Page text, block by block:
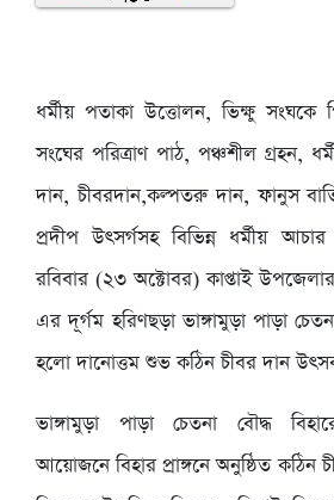
ধর্মীয় পতাকা উত্তোলন, ভিক্ষু সংঘকে
সংঘের পরিত্রাণ পাঠ, পঞ্চশীল গ্রহন,
দান, চীবরদান,কল্পতরু দান, ফানুস
প্রদীপ উৎসর্গসহ বিভিন্ন ধর্মীয়
রবিবার (২৩ অক্টোবর) কাপ্তাই
এর দূর্গম হরিণছড়া ভাঙ্গামুড়া পাড়া
হলো দানোত্তম শুভ কঠিন চীবর দান
ভাঙ্গামুড়া পাড়া চেতনা বৌদ্ধ
আয়োজনে বিহার প্রাঙ্গনে অনুষ্ঠিত কঠিন